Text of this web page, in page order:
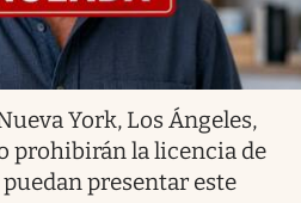
York, Los Ángeles,
prohibirán la licencia de
presentar este